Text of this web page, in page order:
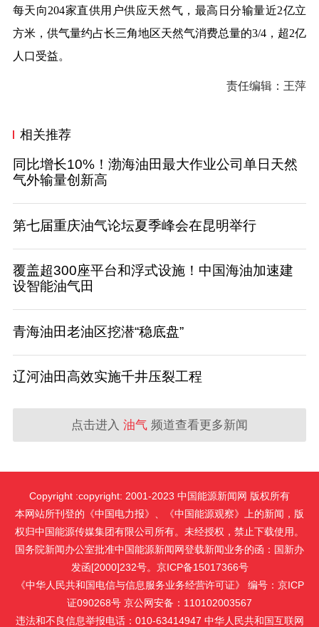
每天向204家直供用户供应天然气，最高日分输量近2亿立
方米，供气量约占长三角地区天然气消费总量的3/4，超2亿
人口受益。
责任编辑：王萍
相关推荐
同比增长10%！渤海油田最大作业公司单日天然
气外输量创新高
第七届重庆油气论坛夏季峰会在昆明举行
覆盖超300座平台和浮式设施！中国海油加速建
设智能油气田
青海油田老油区挖潜“稳底盘”
辽河油田高效实施千井压裂工程
点击进入 油气 频道查看更多新闻
Copyright :copyright: 2001-2023 中国能源新闻网 版权所有
本网站所刊登的《中国电力报》、《中国能源观察》上的新闻，版
权归中国能源传媒集团有限公司所有。未经授权，禁止下载使用。
国务院新闻办公室批准中国能源新闻网登载新闻业务的函：国新办
发函[2000]232号。京ICP备15017366号
《中华人民共和国电信与信息服务业务经营许可证》 编号：京ICP
证090268号 京公网安备：110102003567
违法和不良信息举报电话：010-63414947 中华人民共和国互联网